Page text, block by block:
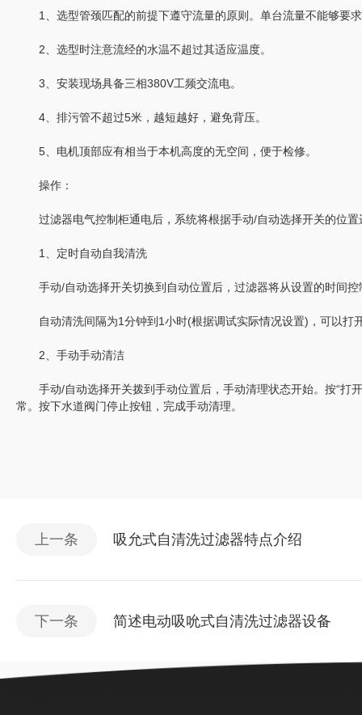
1、选型管颈匹配的前提下遵守流量的原则。单台流量不能够要
2、选型时注意流经的水温不超过其适应温度。
3、安装现场具备三相380V工频交流电。
4、排污管不超过5米，越短越好，避免背压。
5、电机顶部应有相当于本机高度的无空间，便于检修。
操作：
过滤器电气控制柜通电后，系统将根据手动/自动选择开关的位置
1、定时自动自我清洗
手动/自动选择开关切换到自动位置后，过滤器将从设置的时间控
自动清洗间隔为1分钟到1小时(根据调试实际情况设置)，可以打
2、手动手动清洁
手动/自动选择开关拨到手动位置后，手动清理状态开始。按“打
常。按下水道阀门停止按钮，完成手动清理。
上一条 吸允式自清洗过滤器特点介绍
下一条 简述电动吸吮式自清洗过滤器设备